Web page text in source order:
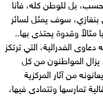
بل للوطن كله، فأنا
سوف يمثل لسائر
مثالاً وقدوة يحتذى بها..
الفدرالية، التي ترتكز
المواطنون من كل
من آثار المركزية
تمارسها وتتمادى فيها،